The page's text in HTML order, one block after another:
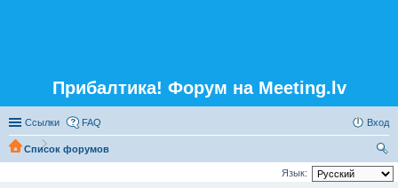
Прибалтика! Форум на Meeting.lv
Ссылки FAQ Вход
Список форумов
ои
Язык: